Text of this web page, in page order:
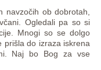
navzočih ob dobrotah,
Ogledali pa so si
Mnogi so se dolgo
prišla do izraza iskrena
Naj bo Bog za vse